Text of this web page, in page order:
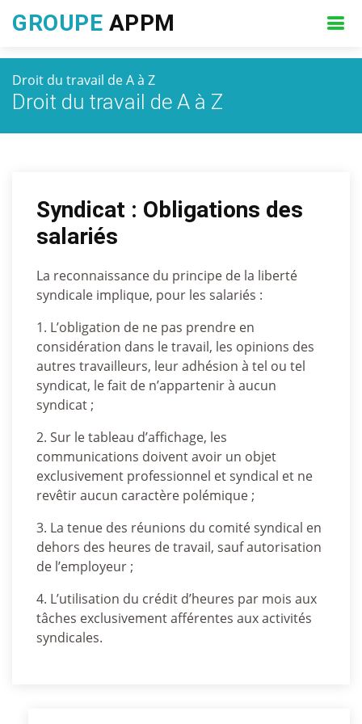
GROUPE APPM
Droit du travail de A à Z
Droit du travail de A à Z
Syndicat : Obligations des
salariés
La reconnaissance du principe de la liberté
syndicale implique, pour les salariés :
1. L’obligation de ne pas prendre en
considération dans le travail, les opinions des
autres travailleurs, leur adhésion à tel ou tel
syndicat, le fait de n’appartenir à aucun
syndicat ;
2. Sur le tableau d’affichage, les
communications doivent avoir un objet
exclusivement professionnel et syndical et ne
revêtir aucun caractère polémique ;
3. La tenue des réunions du comité syndical en
dehors des heures de travail, sauf autorisation
de l’employeur ;
4. L’utilisation du crédit d’heures par mois aux
tâches exclusivement afférentes aux activités
syndicales.